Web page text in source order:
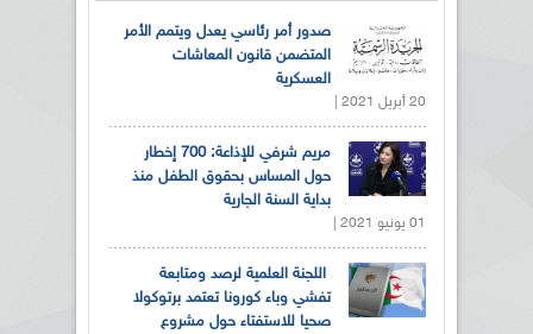
صدور أمر رئاسي يعدل ويتمم الأمر
المتضمن قانون المعاشات
العسكرية
20 أبريل 2021 |
مريم شرفي للإذاعة: 700 إخطار
حول المساس بحقوق الطفل منذ
بداية السنة الجارية
01 يونيو 2021 |
اللجنة العلمية لرصد ومتابعة
تفشي وباء كورونا تعتمد برتوكولا
صحيا للاستفتاء حول مشروع